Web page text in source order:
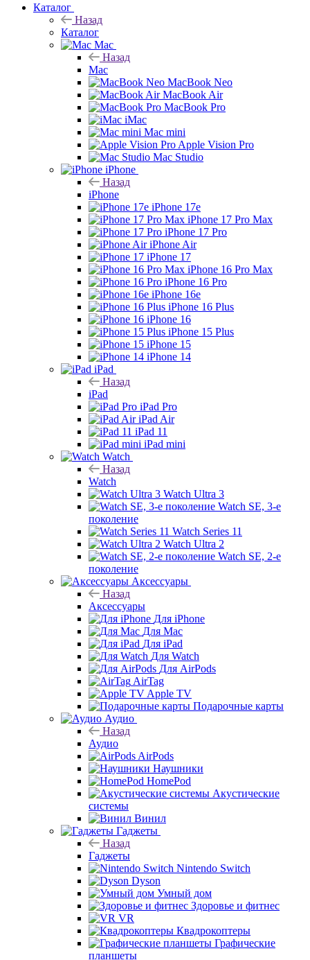
Каталог
Назад
Каталог
Mac
Назад
Mac
MacBook Neo
MacBook Air
MacBook Pro
iMac
Mac mini
Apple Vision Pro
Mac Studio
iPhone
Назад
iPhone
iPhone 17e
iPhone 17 Pro Max
iPhone 17 Pro
iPhone Air
iPhone 17
iPhone 16 Pro Max
iPhone 16 Pro
iPhone 16e
iPhone 16 Plus
iPhone 16
iPhone 15 Plus
iPhone 15
iPhone 14
iPad
Назад
iPad
iPad Pro
iPad Air
iPad 11
iPad mini
Watch
Назад
Watch
Watch Ultra 3
Watch SE, 3-е
поколение
Watch Series 11
Watch Ultra 2
Watch SE, 2-е
поколение
Аксессуары
Назад
Аксессуары
Для iPhone
Для Mac
Для iPad
Для Watch
Для AirPods
AirTag
Apple TV
Подарочные карты
Аудио
Назад
Аудио
AirPods
Наушники
HomePod
Акустические
системы
Винил
Гаджеты
Назад
Гаджеты
Nintendo Switch
Dyson
Умный дом
Здоровье и фитнес
VR
Квадрокоптеры
Графические
планшеты